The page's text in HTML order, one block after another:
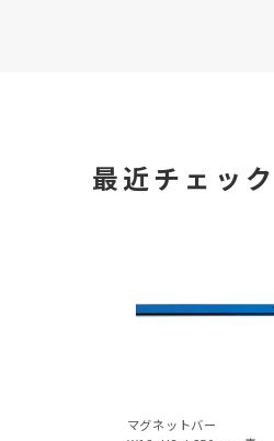
最近チェッ
マグネットバー